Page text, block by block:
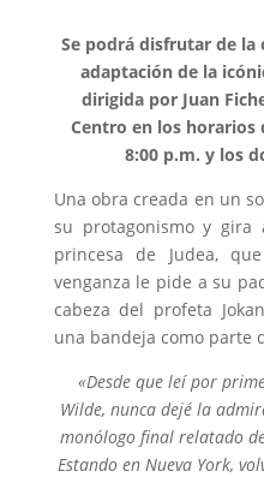
Se podrá disfrutar de la
adaptación de la
dirigida por Juan
Centro en los horarios
8:00 p.m. y los
Una obra creada en un
su protagonismo y gira
princesa de Judea,
venganza le pide a su
cabeza del profeta
una bandeja como parte
«Desde que leí por
Wilde, nunca dejé la
monólogo final relatado
Estando en Nueva York,